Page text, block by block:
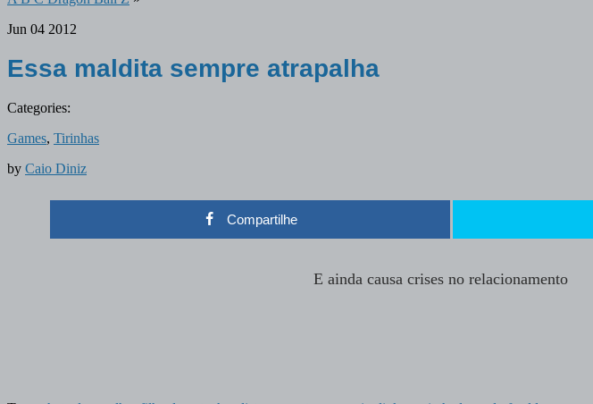
Jun 04 2012
Essa maldita sempre atrapalha
Categories:
Games, Tirinhas
by Caio Diniz
Compartilhe
E ainda causa crises no relacionamento